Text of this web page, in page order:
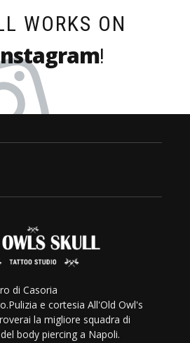
WORKS ON
!
di Casoria
e cortesia All'Old Owl's
la migliore squadra di
body piercing a Napoli.